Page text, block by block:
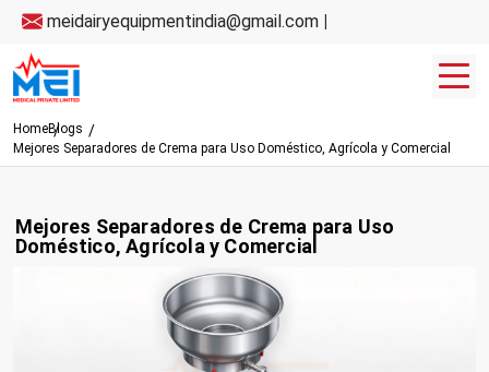
meidairyequipmentindia@gmail.com |
HomeBlogs
Mejores Separadores de Crema para Uso Doméstico, Agrícola y Comercial
Mejores Separadores de Crema para Uso
Doméstico, Agrícola y Comercial